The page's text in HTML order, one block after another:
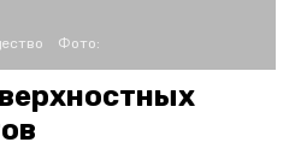
Фото: